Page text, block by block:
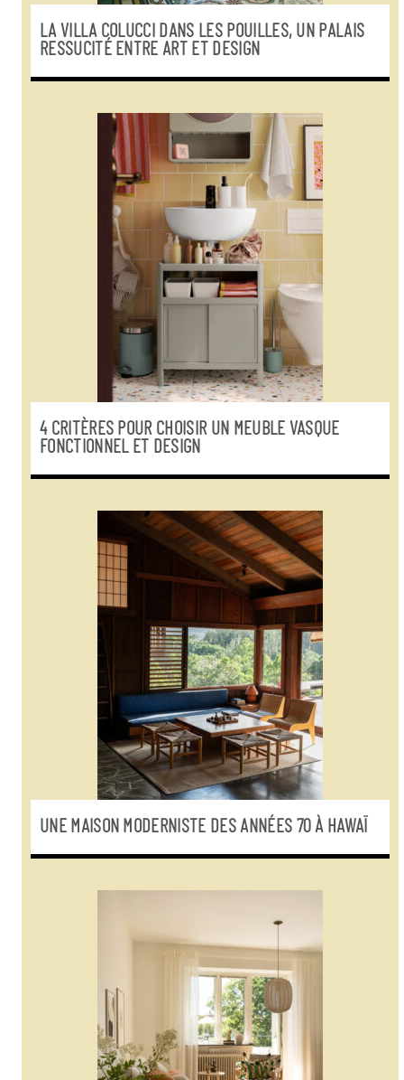
LA VILLA COLUCCI DANS LES POUILLES, UN PALAIS
RESSUCITÉ ENTRE ART ET DESIGN
4 CRITÈRES POUR CHOISIR UN MEUBLE VASQUE
FONCTIONNEL ET DESIGN
UNE MAISON MODERNISTE DES ANNÉES 70 À HAWAÏ